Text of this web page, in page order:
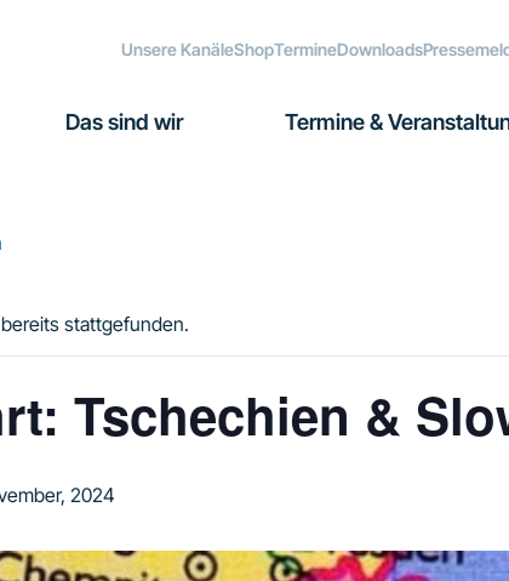
Unsere KanäleShopTermineDownloads
Das sind wir Termine &
stattgefunden.
Tschechien &
2024